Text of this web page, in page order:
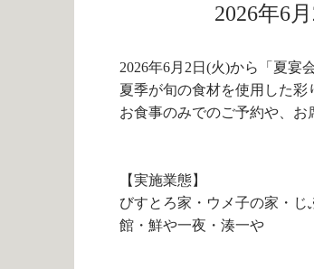
2026年6
2026年6月2日(火)から「夏宴
夏季が旬の食材を使用した彩
お食事のみでのご予約や、お
【実施業態】
びすとろ家・ウメ子の家・
館・鮮や一夜・湊一や